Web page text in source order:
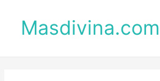
Masdivina.com